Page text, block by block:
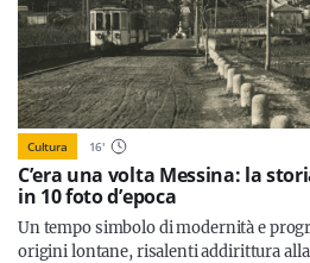
Iscriviti
Cultura 16'
C’era una volta Messina: la
in 10 foto d’epoca
Un tempo simbolo di modernità e
origini lontane, risalenti addirittura